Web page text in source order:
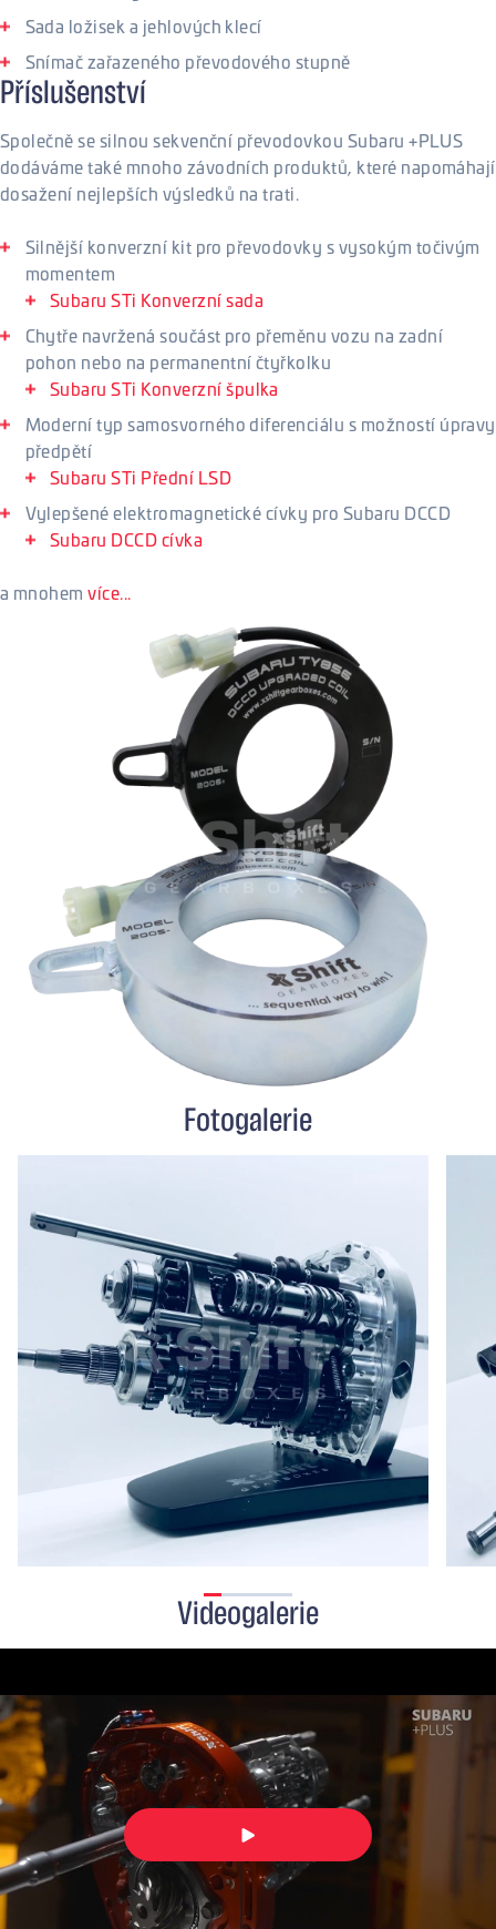
Sada ložisek a jehlových klecí
Snímač zařazeného převodového stupně
Příslušenství
Společně se silnou sekvenční převodovkou Subaru +PLUS
dodáváme také mnoho závodních produktů, které napomáhají
dosažení nejlepších výsledků na trati.
Silnější konverzní kit pro převodovky s vysokým točivým
momentem
Subaru STi Konverzní sada
Chytře navržená součást pro přeměnu vozu na zadní
pohon nebo na permanentní čtyřkolku
Subaru STi Konverzní špulka
Moderní typ samosvorného diferenciálu s možností úpravy
předpětí
Subaru STi Přední LSD
Vylepšené elektromagnetické cívky pro Subaru DCCD
Subaru DCCD cívka
a mnohemvíce...
Fotogalerie
Videogalerie